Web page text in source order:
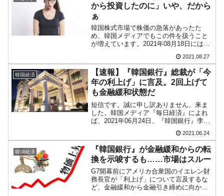
『Money1』
韓国は「中国と同じく」投資に不適格な国
『Money1』
『韓国銀行』が「金の保有量を増やします」
⇒「金を経由するドル入手」手段ではないのか？
『Money1』
韓国･外為取引量「1日当たり1,214.4億ドル」
まで拡大 ⇒ 海外資金の動きに強く左右される状態
『Money1』
韓国･帰ってきた李在明。李在明を支持しな
い「50.5％」に上昇
韓国大統領府ボンクラ政策室長が告発された
⇒ 国家が行った恐るべき株価操作であり、空前の国政壟断
『Money1』
韓国･警察職員が「丸刈りになって抗議活
動」
『Money1』
中国だけが鉄鋼輸出を異常増加させる ⇒ 中
から投資したのに」いや、だから
ぁ
韓国株式市場で株価の急落があったた
め、韓国メディアでもこの件を扱うこと
が増えています。2021年08月18日には、
というので投資したが… 」という興味深
いタイトルの記事が出ています。「3,700
いく...
2021.08.27
韓国経済
【速報】『韓国銀行』総裁が「今
年の利上げ」に言及。2回上げて
も金融緩和状態だ
短信です。誠に申し訳ありません。来ま
した。韓国メディア『毎日経済』によれ
ば、2021年06月24日、『韓国銀行』李柱
行われた「物価安定目標運営状況の点
検」の記者懇談会で、「今の金融政策の
緩和レベ...
2021.06.24
韓国経済
『韓国銀行』が金融緩和からの転
換を示唆するも……市場はスルー
G7開幕前にアメリカ合衆国のイエレン財
務長官が「利上げ」について言及するな
ど、金融緩和から金融引き締めに向かう